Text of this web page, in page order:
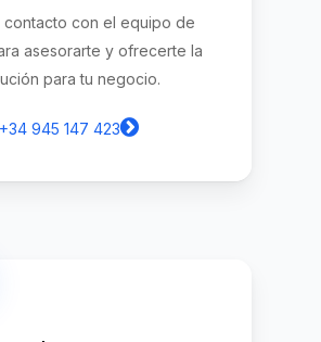
contacto con el equipo de
asesorarte y ofrecerte la
para tu negocio.
945 147 423